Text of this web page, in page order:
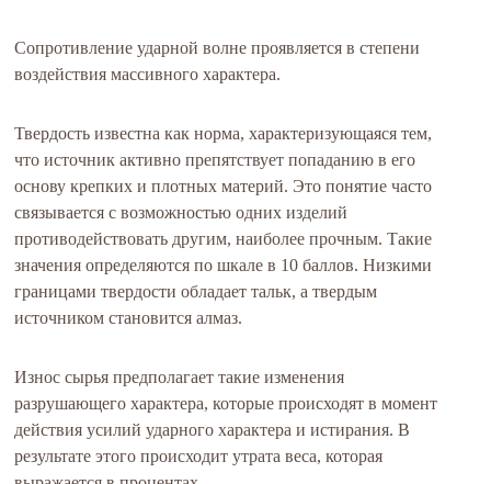
Сопротивление ударной волне проявляется в степени
воздействия массивного характера.
Твердость известна как норма, характеризующаяся тем,
что источник активно препятствует попаданию в его
основу крепких и плотных материй. Это понятие часто
связывается с возможностью одних изделий
противодействовать другим, наиболее прочным. Такие
значения определяются по шкале в 10 баллов. Низкими
границами твердости обладает тальк, а твердым
источником становится алмаз.
Износ сырья предполагает такие изменения
разрушающего характера, которые происходят в момент
действия усилий ударного характера и истирания. В
результате этого происходит утрата веса, которая